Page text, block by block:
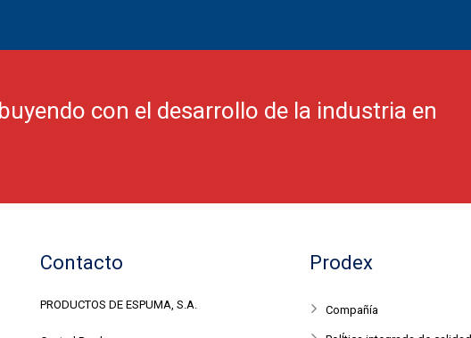
con el desarrollo de la industria en
Contacto
PRODUCTOS DE ESPUMA, S.A.
Prodex
Compañía